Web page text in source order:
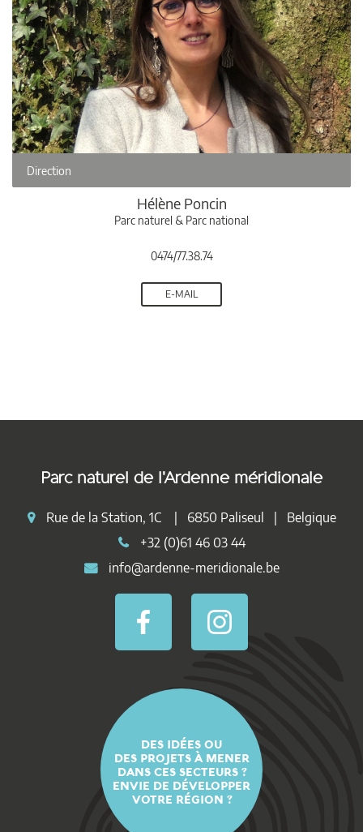
Direction
Hélène Poncin
Parc naturel & Parc national
0474/77.38.74
E-MAIL
Parc naturel de l'Ardenne méridionale
Rue de la Station, 1C | 6850 Paliseul | Belgique
+32 (0)61 46 03 44
info@ardenne-meridionale.be
DES IDÉES OU
DES PROJETS À MENER
DANS CES SECTEURS ?
ENVIE DE DÉVELOPPER
VOTRE RÉGION ?